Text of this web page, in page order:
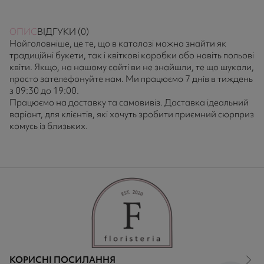
ОПИСВІДГУКИ (0)
Найголовніше, це те, що в каталозі можна знайти як
традиційні букети, так і квіткові коробки або навіть польові
квіти. Якщо, на нашому сайті ви не знайшли, те що шукали,
просто зателефонуйте нам. Ми працюємо 7 днів в тиждень
з 09:30 до 19:00.
Працюємо на доставку та самовивіз. Доставка ідеальний
варіант, для клієнтів, які хочуть зробити приємний сюрприз
комусь із близьких.
КОРИСНІ ПОСИЛАННЯ